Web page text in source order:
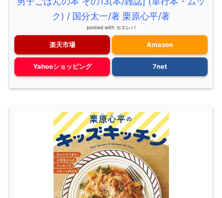
ク) / 国分太一/著 栗原心平/著
posted with カエレバ
楽天市場 Amazon
Yahooショッピング 7net